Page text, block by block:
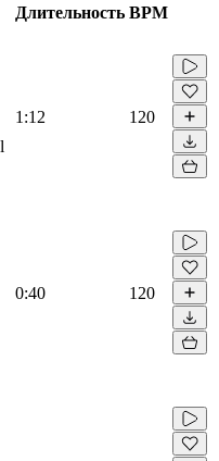
Длительность BPM
1:12 120
0:40 120